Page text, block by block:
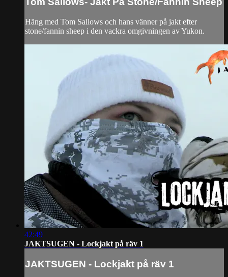
Häng med Tom Sallows och hans vänner på jakt efter
stone/fannin sheep i den vackra omgivningen av Yukon.
42:49
JAKTSUGEN - Lockjakt på räv 1
JAKTSUGEN - Lockjakt på räv 1